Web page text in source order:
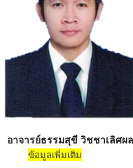
อาจารย์ธรรม​สุขี​
ข้อมูลเพิ่มเติม